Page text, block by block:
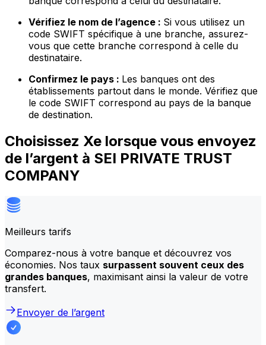
Vérifiez le nom de l’agence : Si vous utilisez un
code SWIFT spécifique à une branche, assurez-
vous que cette branche correspond à celle du
destinataire.
Confirmez le pays : Les banques ont des
établissements partout dans le monde. Vérifiez que
le code SWIFT correspond au pays de la banque
de destination.
Choisissez Xe lorsque vous envoyez
de l’argent à SEI PRIVATE TRUST
COMPANY
Meilleurs tarifs
Comparez-nous à votre banque et découvrez vos
économies. Nos taux surpassent souvent ceux des
grandes banques, maximisant ainsi la valeur de votre
transfert.
Envoyer de l’argent